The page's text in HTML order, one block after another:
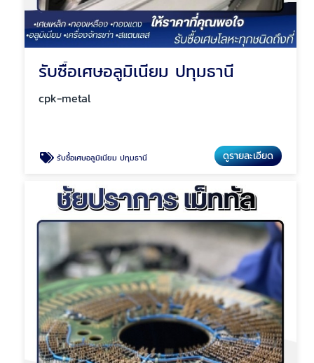
รับซื้อเศษอลูมิเนียม ปทุมธานี
cpk-metal
รับซื้อเศษอลูมิเนียม ปทุมธานี ดูรายละเอียด